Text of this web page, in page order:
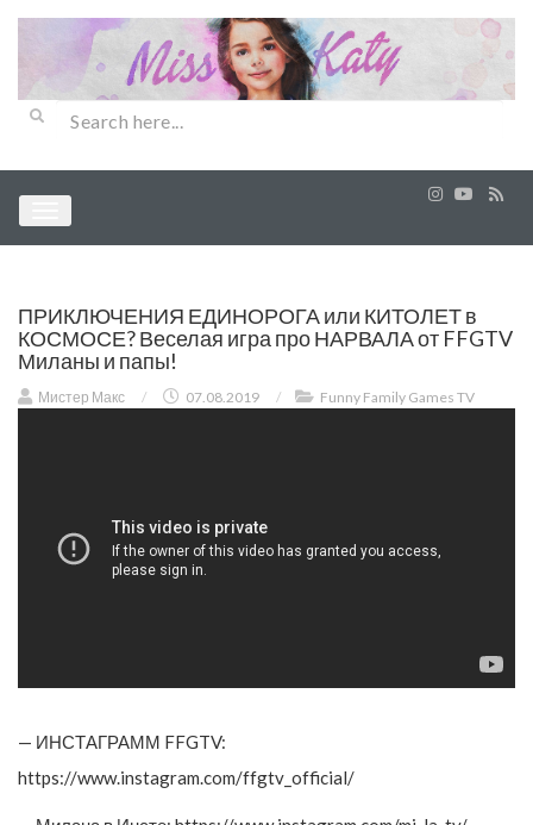
ПРИКЛЮЧЕНИЯ ЕДИНОРОГА или КИТОЛЕТ в
КОСМОСЕ? Веселая игра про НАРВАЛА от FFGTV
Миланы и папы!
Мистер Макс / 07.08.2019 / Funny Family Games TV
— ИНСТАГРАММ FFGTV:
https://www.instagram.com/ffgtv_official/